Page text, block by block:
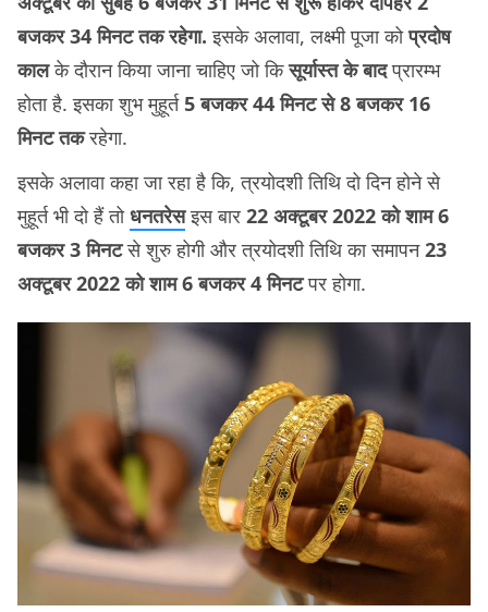
बजकर 34 मिनट तक रहेगा. इसके अलावा, लक्ष्मी पूजा कोप्रदोष
कालके दौरान किया जाना चाहिए जो किसूर्यास्त के बादप्रारम्भ
होता है. इसका शुभ मुहूर्त 5 बजकर 44 मिनट से 8 बजकर 16
मिनट तकरहेगा.
इसके अलावा कहा जा रहा है कि, त्रयोदशी तिथि दो दिन होने से
मुहूर्त भी दो हैं तोधनतरेसइस बार 22 अक्टूबर 2022 को शाम 6
बजकर 3 मिनटसे शुरु होगी और त्रयोदशी तिथि का समापन23
अक्टूबर 2022 को शाम 6 बजकर 4 मिनटपर होगा.